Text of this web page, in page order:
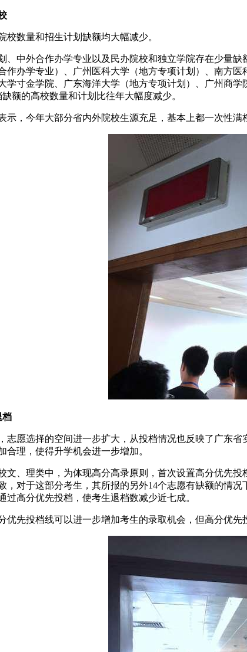
校数量和招生计划缺额均大幅减少。
、中外合作办学专业以及民办院校和独立学院存在少量
作办学专业）、广州医科大学（地方专项计划）、南方
学寸金学院、广东海洋大学（地方专项计划）、广州商
额的高校数量和计划比往年大幅度减少。
示，今年大部分省内外院校生源充足，基本上都一次性
档
志愿选择的空间进一步扩大，从投档情况也反映了广东
合理，使得升学机会进一步增加。
文、理类中，为体现高分高录原则，首次设置高分优先
，对于这部分考生，其所报的另外14个志愿有缺额的情
过高分优先投档，使考生退档数减少近七成。
优先投档线可以进一步增加考生的录取机会，但高分优